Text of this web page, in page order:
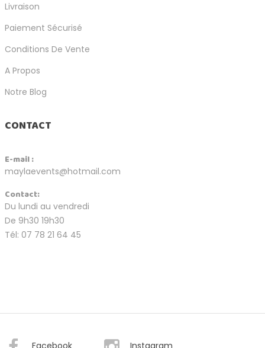
Livraison
Paiement Sécurisé
Conditions De Vente
A Propos
Notre Blog
CONTACT
E-mail :
maylaevents@hotmail.com
Contact:
Du lundi au vendredi
De 9h30 19h30
Tél: 07 78 21 64 45